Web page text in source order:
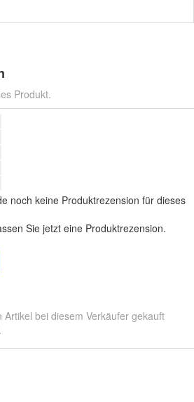
Produkt.
noch keine Produktrezension für dieses
Sie jetzt eine Produktrezension.
bei diesem Verkäufer gekauft